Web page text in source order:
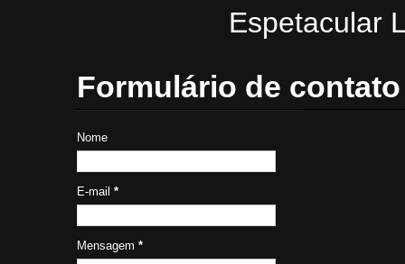
Espetacular
Formulário de contato
Nome
E-mail *
Mensagem *